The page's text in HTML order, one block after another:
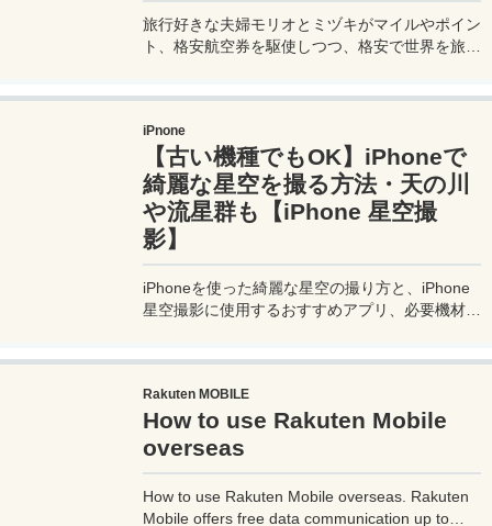
旅行好きな夫婦モリオとミヅキがマイルやポイン
ト、格安航空券を駆使しつつ、格安で世界を旅す
便利な情報、かかった費用など様々な情報をお届
け！夫婦喧嘩あり、ホロッと涙することもあり、
中年夫婦の等身大旅行記ブログ。
iPnone
【古い機種でもOK】iPhoneで
綺麗な星空を撮る方法・天の川
や流星群も【iPhone 星空撮
影】
iPhoneを使った綺麗な星空の撮り方と、iPhone
星空撮影に使用するおすすめアプリ、必要機材な
ば流星群の流れ星も撮影可能なので、iPhoneで
綺麗な星空撮影をしたいときはチャレンジしてみ
よう。
Rakuten MOBILE
How to use Rakuten Mobile
overseas
How to use Rakuten Mobile overseas. Rakuten
Mobile offers free data communication up to